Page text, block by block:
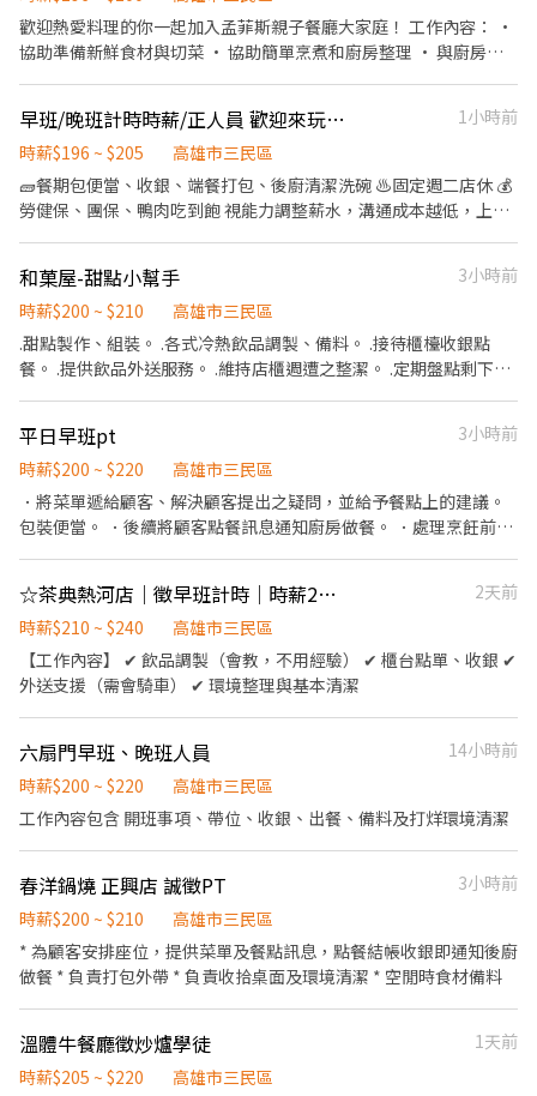
外，公司更為你投保團保維護你的安全 ◆ 員工用餐折扣：每月任職
滿50小時，即享有乙次員工折扣優惠85折簡訊，除了自用也能分享
福利禮券 好好與家人歡慶 你旅遊我贊助，每年職福會提供你旅遊津
貼 好好享受幸福人生 ◎ 詳細工作時間於面試時告知
歡迎熱愛料理的你一起加入孟菲斯親子餐廳大家庭！ 工作內容： •
協助準備新鮮食材與切菜 • 協助簡單烹煮和廚房整理 • 與廚房夥
經驗沒關係，只要肯學習，一起輕鬆體驗餐飲工作樂趣！
早班/晚班計時時薪/正人員 歡迎來玩水！
1小時前
時薪$196 ~ $205
高雄市三民區
🧱餐期包便當、收銀、端餐打包、後廚清潔洗碗 ♨️固定週二店休 💰
勞健保、團保、鴨肉吃到飽 視能力調整薪水，溝通成本越低，上手
和菓屋-甜點小幫手
3小時前
時薪$200 ~ $210
高雄市三民區
.甜點製作、組裝。 .各式冷熱飲品調製、備料。 .接待櫃檯收銀點
餐。 .提供飲品外送服務。 .維持店櫃週遭之整潔。 .定期盤點剩下的
路151號（缺2） 三民區吉林街 99號（缺2） 三民區鼎中路268號
（缺1）
平日早班pt
3小時前
時薪$200 ~ $220
高雄市三民區
．將菜單遞給顧客、解決顧客提出之疑問，並給予餐點上的建議。
包裝便當。 ．後續將顧客點餐訊息通知廚房做餐。 ．處理烹飪前與
材。 ．協助測量食材的容量與重量。 ．負責擺盤、打包外帶服務。
需外送
☆茶典熱河店｜徵早班計時｜時薪210元起
2天前
時薪$210 ~ $240
高雄市三民區
【工作內容】 ✔ 飲品調製（會教，不用經驗） ✔ 櫃台點單、收銀 ✔
外送支援（需會騎車） ✔ 環境整理與基本清潔
六扇門早班、晚班人員
14小時前
時薪$200 ~ $220
高雄市三民區
工作內容包含 開班事項、帶位、收銀、出餐、備料及打烊環境清潔
春洋鍋燒 正興店 誠徵PT
3小時前
時薪$200 ~ $210
高雄市三民區
* 為顧客安排座位，提供菜單及餐點訊息，點餐結帳收銀即通知後廚
做餐 * 負責打包外帶 * 負責收拾桌面及環境清潔 * 空閒時食材備料
溫體牛餐廳徵炒爐學徒
1天前
時薪$205 ~ $220
高雄市三民區